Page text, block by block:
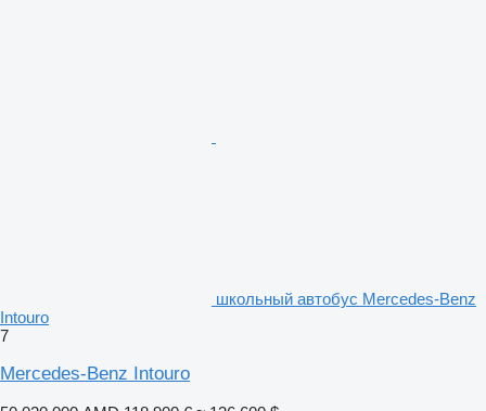
школьный автобус Mercedes-Benz
Intouro
7
Mercedes-Benz Intouro